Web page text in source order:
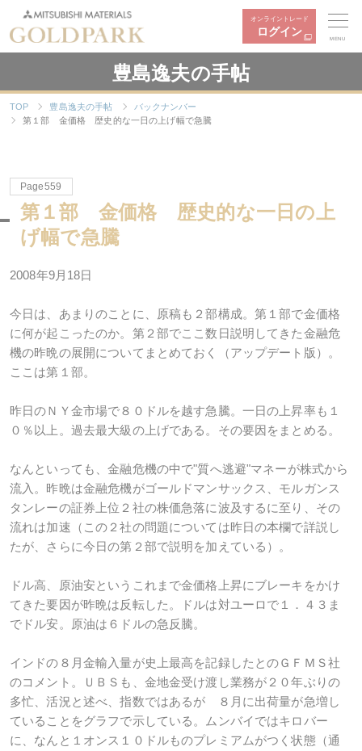
オンライントレード
ログイン
MENU
豊島逸夫の手帖
TOP 豊島逸夫の手帖
バックナンバー
第１部 金価格 歴史的な一日の上げ幅で急騰
Page559
第１部 金価格 歴史的な一日の上
げ幅で急騰
2008年9月18日
今日は、あまりのことに、原稿も２部構成。第１部で金価格
に何が起こったのか。第２部でここ数日説明してきた金融危
機の昨晩の展開についてまとめておく（アップデート版）。
ここは第１部。
昨日のＮＹ金市場で８０ドルを越す急騰。一日の上昇率も１
０％以上。過去最大級の上げである。その要因をまとめる。
なんといっても、金融危機の中で"質へ逃避"マネーが株式から
流入。昨晩は金融危機がゴールドマンサックス、モルガンス
タンレーの証券上位２社の株価急落に波及するに至り、その
流れは加速（この２社の問題については昨日の本欄で詳説し
たが、さらに今日の第２部で説明を加えている）。
ドル高、原油安というこれまで金価格上昇にブレーキをかけ
てきた要因が昨晩は反転した。ドルは対ユーロで１．４３ま
でドル安。原油は６ドルの急反騰。
インドの８月金輸入量が史上最高を記録したとのＧＦＭＳ社
のコメント。ＵＢＳも、金地金受け渡し業務が２０年ぶりの
多忙、活況と述べ、指数ではあるが ８月に出荷量が急増し
ていることをグラフで示している。ムンバイではキロバー
に、なんと１オンス１０ドルものプレミアムがつく状態（通